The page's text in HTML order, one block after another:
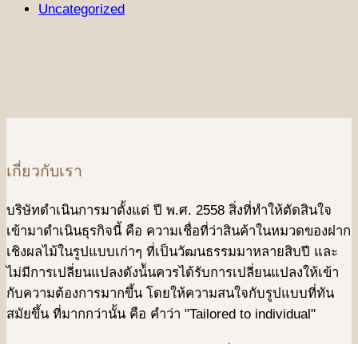
Uncategorized
เกี่ยวกับเรา
บริษัทดําเนินการมาตั้งแต่ ปี พ.ศ. 2558 สิ่งที่ทำให้ตัดสินใจ
เข้ามาดําเนินธุรกิจนี้ คือ ความเชื่อที่ว่าสินค้าในหมวดของฝาก
เชิงผลไม้ในรูปแบบเก่าๆ ที่เป็นวัฒนธรรมมาหลายสิบปี และ
ไม่มีการเปลี่ยนแปลงดังน้ันควรได้รับการเปลี่ยนแปลงให้เข้า
กับความต้องการมากขึ้น โดยให้ความสนใจกับรูปแบบที่ทัน
สมัยขึ้น ที่มากกว่านั้น คือ คําว่า "Tailored to individual"